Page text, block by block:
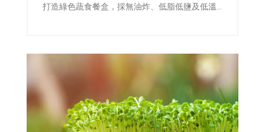
打造綠色蔬食餐盒，採無油炸、低脂低鹽及低溫